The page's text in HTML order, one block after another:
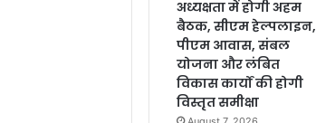
अध्यक्षता में होगी अहम
बैठक, सीएम हेल्पलाइन,
पीएम आवास, संबल
योजना और लंबित
विकास कार्यों की होगी
विस्तृत समीक्षा